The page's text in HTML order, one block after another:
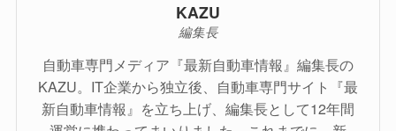
KAZU
編集長
自動車専門メディア『最新自動車情報』編集長の
KAZU。IT企業から独立後、自動車専門サイト『最
新自動車情報』を立ち上げ、編集長として12年間